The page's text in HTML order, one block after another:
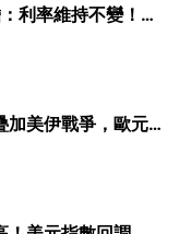
利率維持不變！但
加美伊戰爭，歐元
】